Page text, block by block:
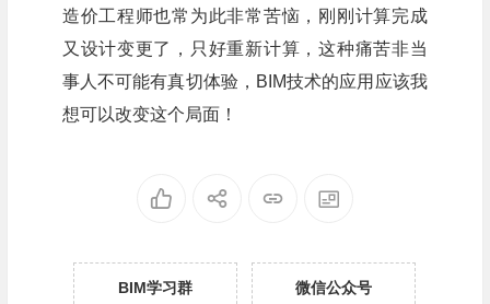
造价工程师也常为此非常苦恼，刚刚计算完成
又设计变更了，只好重新计算，这种痛苦非当
事人不可能有真切体验，BIM技术的应用应该我
想可以改变这个局面！
BIM学习群
微信公众号